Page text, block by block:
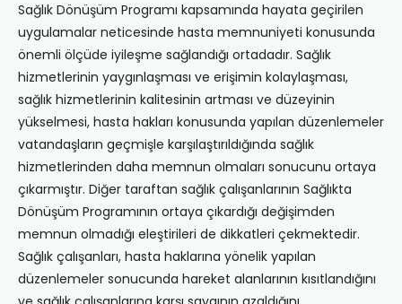
Sağlık Dönüşüm Programı kapsamında hayata geçirilen
uygulamalar neticesinde hasta memnuniyeti konusunda
önemli ölçüde iyileşme sağlandığı ortadadır. Sağlık
hizmetlerinin yaygınlaşması ve erişimin kolaylaşması,
sağlık hizmetlerinin kalitesinin artması ve düzeyinin
yükselmesi, hasta hakları konusunda yapılan düzenlemeler
vatandaşların geçmişle karşılaştırıldığında sağlık
hizmetlerinden daha memnun olmaları sonucunu ortaya
çıkarmıştır. Diğer taraftan sağlık çalışanlarının Sağlıkta
Dönüşüm Programının ortaya çıkardığı değişimden
memnun olmadığı eleştirileri de dikkatleri çekmektedir.
Sağlık çalışanları, hasta haklarına yönelik yapılan
düzenlemeler sonucunda hareket alanlarının kısıtlandığını